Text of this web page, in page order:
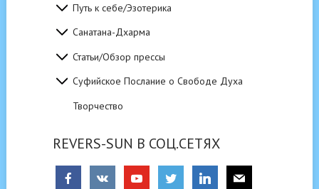
Путь к себе/Эзотерика
Санатана-Дхарма
Статьи/Обзор прессы
Суфийское Послание о Свободе Духа
Творчество
REVERS-SUN В СОЦ.СЕТЯХ